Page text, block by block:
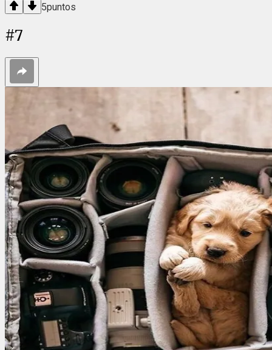
5puntos
#7